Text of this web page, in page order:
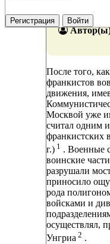
Регистрация Войти
После того,
франкистов
движения,
Москвой уже
считал одним
франкистских
г.) 1 . Военные
воинские
разрушали
приносило
рода
войсками и
осуществлял,
Унгриа 2 .